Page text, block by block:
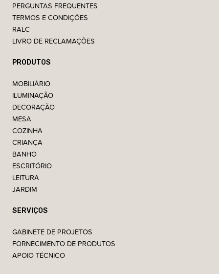
PERGUNTAS FREQUENTES
TERMOS E CONDIÇÕES
RALC
LIVRO DE RECLAMAÇÕES
PRODUTOS
MOBILIÁRIO
ILUMINAÇÃO
DECORAÇÃO
MESA
COZINHA
CRIANÇA
BANHO
ESCRITÓRIO
LEITURA
JARDIM
SERVIÇOS
GABINETE DE PROJETOS
FORNECIMENTO DE PRODUTOS
APOIO TÉCNICO